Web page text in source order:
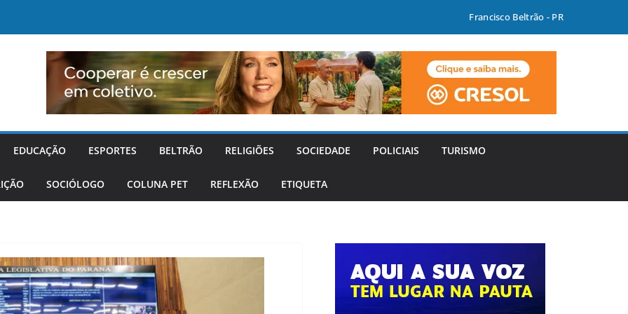
Francisco Beltrão - PR
EDUCAÇÃO ESPORTES BELTRÃO RELIGIÕES SOCIEDADE POLICIAIS TURISMO
SOCIÓLOGO COLUNA PET REFLEXÃO ETIQUETA